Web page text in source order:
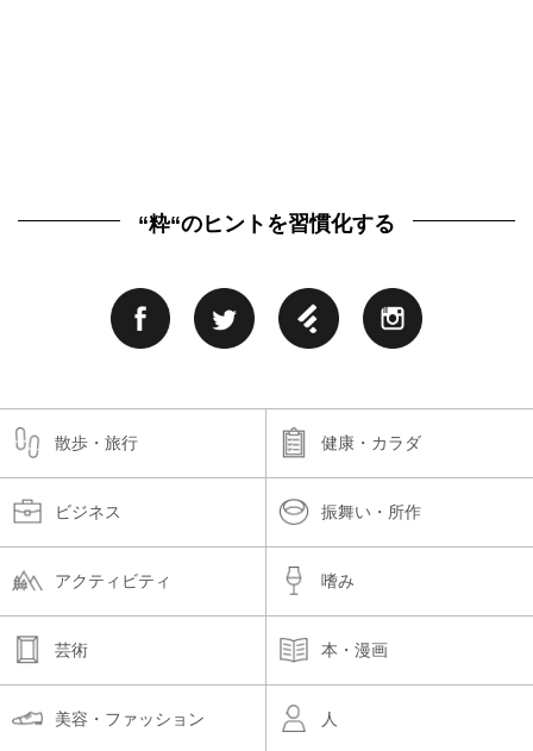
“粋“のヒントを習慣化する
散歩・旅行 健康・カラダ
ビジネス 振舞い・所作
アクティビティ 嗜み
芸術 本・漫画
美容・ファッション 人